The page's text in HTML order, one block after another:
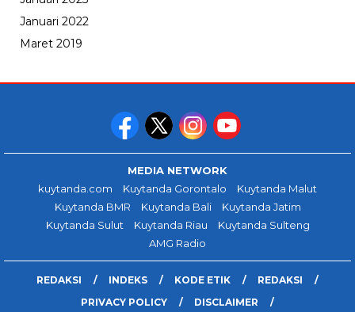
Januari 2022
Maret 2019
MEDIA NETWORK
kuytanda.com
Kuytanda Gorontalo
Kuytanda Malut
Kuytanda BMR
Kuytanda Bali
Kuytanda Jatim
Kuytanda Sulut
Kuytanda Riau
Kuytanda Sulteng
AMG Radio
REDAKSI INDEKS KODE ETIK
REDAKSI
PRIVACY POLICY
DISCLAIMER